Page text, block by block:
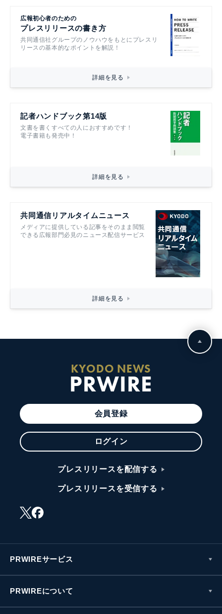
広報初心者のための
プレスリリースの書き方
共同通信社グループのノウハウをもとにプレスリ
リースの基本的なポイントを解説！
詳細を見る
記者ハンドブック第14版
文書を書くすべての人におすすめです！
電子書籍も発売中！
詳細を見る
共同通信リアルタイムニュース
メディアに提供している記事をそのまま閲覧
できる広報部門必見のニュース配信サービス
詳細を見る
KYODO NEWS
PRWIRE
会員登録
ログイン
プレスリリースを配信する
プレスリリースを受信する
PRWIREサービス
PRWIREについて